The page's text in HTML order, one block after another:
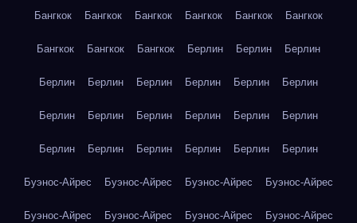
Бангкок Бангкок Бангкок Бангкок Бангкок Бангкок
Бангкок Бангкок Бангкок Берлин Берлин Берлин
Берлин Берлин Берлин Берлин Берлин Берлин
Берлин Берлин Берлин Берлин Берлин Берлин
Берлин Берлин Берлин Берлин Берлин Берлин
Буэнос-Айрес Буэнос-Айрес Буэнос-Айрес Буэнос-Айрес
Буэнос-Айрес Буэнос-Айрес Буэнос-Айрес Буэнос-Айрес